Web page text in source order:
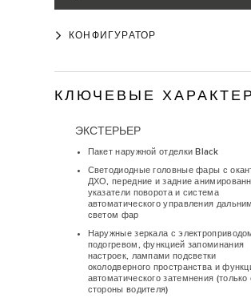
КОНФИГУРАТОР
КЛЮЧЕВЫЕ
ЭКСТЕРЬЕР
Пакет наружной отделки Black
Светодиодные головные фары с
ДХО, передние и задние
указатели поворота и система
автоматического управления дальним
светом фар
Наружные зеркала с
подогревом, функцией запоминания
настроек, лампами подсветки
околодверного пространства и
автоматического затемнения (только
стороны водителя)